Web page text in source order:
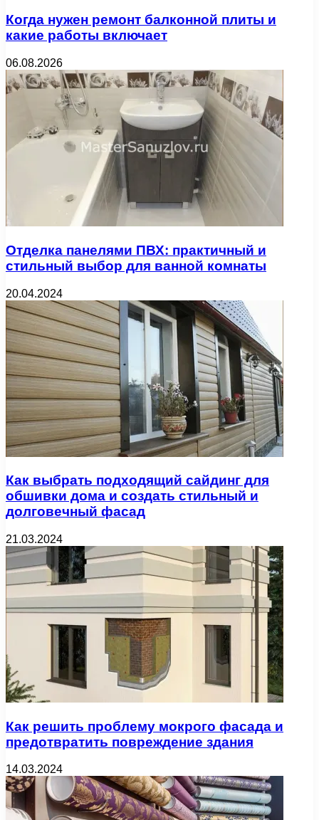
Когда нужен ремонт балконной плиты и
какие работы включает
06.08.2026
Отделка панелями ПВХ: практичный и
стильный выбор для ванной комнаты
20.04.2024
Как выбрать подходящий сайдинг для
обшивки дома и создать стильный и
долговечный фасад
21.03.2024
Как решить проблему мокрого фасада и
предотвратить повреждение здания
14.03.2024